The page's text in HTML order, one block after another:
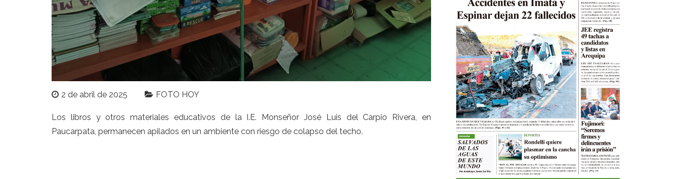
2 de abril de 2025 FOTO HOY
Los libros y otros materiales educativos de la I.E. Monseñor José Luis del Carpio Rivera, en
Paucarpata, permanecen apilados en un ambiente con riesgo de colapso del techo.